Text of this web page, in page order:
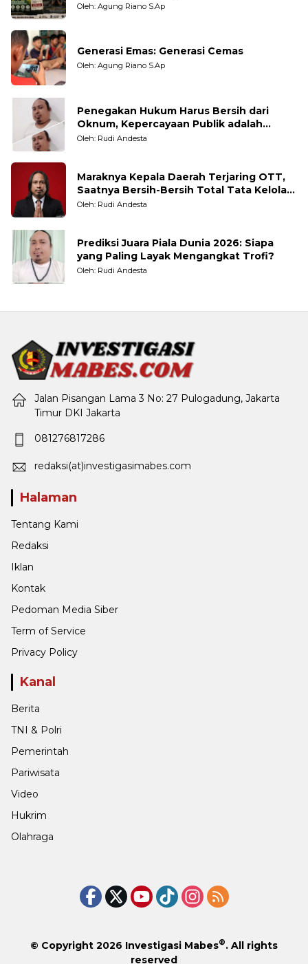
Oleh: Agung Riano S.Ap
Generasi Emas: Generasi Cemas
Oleh: Agung Riano S.Ap
Penegakan Hukum Harus Bersih dari
Oknum, Kepercayaan Publik adalah
Taruhannya
Oleh: Rudi Andesta
Maraknya Kepala Daerah Terjaring OTT,
Saatnya Bersih-Bersih Total Tata Kelola
Pemerintahan
Oleh: Rudi Andesta
Prediksi Juara Piala Dunia 2026: Siapa
yang Paling Layak Mengangkat Trofi?
Oleh: Rudi Andesta
Jalan Pisangan Lama 3 No: 27 Pulogadung, Jakarta
Timur DKI Jakarta
081276817286
redaksi(at)investigasimabes.com
Halaman
Tentang Kami
Redaksi
Iklan
Kontak
Pedoman Media Siber
Term of Service
Privacy Policy
Kanal
Berita
TNI & Polri
Pemerintah
Pariwisata
Video
Hukrim
Olahraga
© Copyright 2026 Investigasi Mabes®. All rights
reserved